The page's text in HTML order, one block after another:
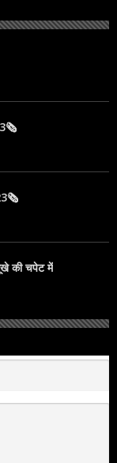
की चपेट में